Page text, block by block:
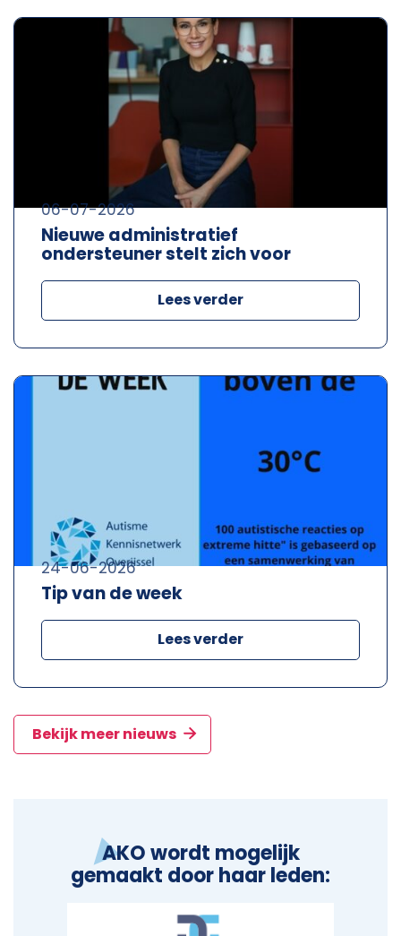
Nieuwe administratief
ondersteuner stelt zich voor
06-07-2026
Lees verder
Tip van de week
24-06-2026
Lees verder
Bekijk meer nieuws
AKO wordt mogelijk
gemaakt door haar leden: